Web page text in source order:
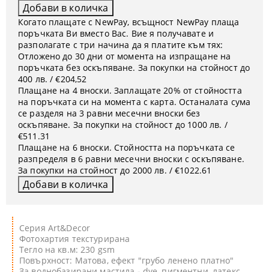
Серия Art&Decor
Фотохартия текстурирана
Тегло на кв.м: 230 gsm
Повърхност: Матова, ефект "грубо ленено платно"
Когато плащате с NewPay, всъщност NewPay плаща
поръчката Ви вместо Вас. Вие я получавате и
разполагате с три начина да я платите към тях:
Отложено до 30 дни от момента на изпращане на
поръчката без оскъпяване. За покупки на стойност до
400 лв. / €204,52
Плащане на 4 вноски. Заплащате 20% от стойността
на поръчката си на момента с карта. Останалата сума
се разделя на 3 равни месечни вноски без
оскъпяване. За покупки на стойност до 1000 лв. /
€511.31
Плащане на 6 вноски. Стойността на поръчката се
разпределя в 6 равни месечни вноски с оскъпяване.
За покупки на стойност до 2000 лв. / €1022.61